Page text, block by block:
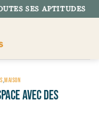
SES APTITUDES
,MAISON
avec des